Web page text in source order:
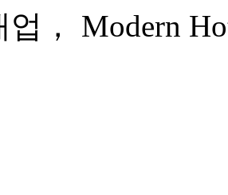
업， Modern